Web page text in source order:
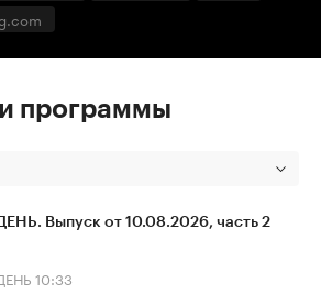
программы
Выпуск от 10.08.2026, часть 2
10:33